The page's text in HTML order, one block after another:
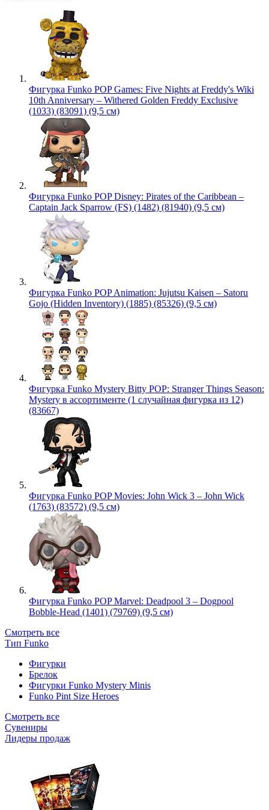
Фигурка Funko POP Games: Five Nights at Freddy's Wiki
10th Anniversary – Withered Golden Freddy Exclusive
(1033) (83091) (9,5 см)
Фигурка Funko POP Disney: Pirates of the Caribbean –
Captain Jack Sparrow (FS) (1482) (81940) (9,5 см)
Фигурка Funko POP Animation: Jujutsu Kaisen – Satoru
Gojo (Hidden Inventory) (1885) (85326) (9,5 см)
Фигурка Funko Mystery Bitty POP: Stranger Things Season:
Mystery в ассортименте (1 случайная фигурка из 12)
(83667)
Фигурка Funko POP Movies: John Wick 3 – John Wick
(1763) (83572) (9,5 см)
Фигурка Funko POP Marvel: Deadpool 3 – Dogpool
Bobble-Head (1401) (79769) (9,5 см)
Смотреть все
Тип Funko
Фигурки
Брелок
Фигурки Funko Mystery Minis
Funko Pint Size Heroes
Смотреть все
Сувениры
Лидеры продаж